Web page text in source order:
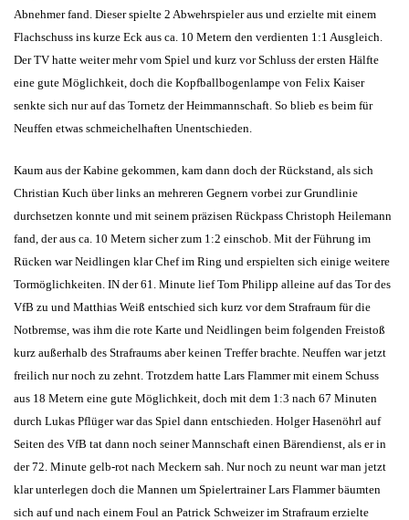
Abnehmer fand. Dieser spielte 2 Abwehrspieler aus und erzielte mit einem
Flachschuss ins kurze Eck aus ca. 10 Metern den verdienten 1:1 Ausgleich.
Der TV hatte weiter mehr vom Spiel und kurz vor Schluss der ersten Hälfte
eine gute Möglichkeit, doch die Kopfballbogenlampe von Felix Kaiser
senkte sich nur auf das Tornetz der Heimmannschaft. So blieb es beim für
Neuffen etwas schmeichelhaften Unentschieden.
Kaum aus der Kabine gekommen, kam dann doch der Rückstand, als sich
Christian Kuch über links an mehreren Gegnern vorbei zur Grundlinie
durchsetzen konnte und mit seinem präzisen Rückpass Christoph Heilemann
fand, der aus ca. 10 Metern sicher zum 1:2 einschob. Mit der Führung im
Rücken war Neidlingen klar Chef im Ring und erspielten sich einige weitere
Tormöglichkeiten. IN der 61. Minute lief Tom Philipp alleine auf das Tor des
VfB zu und Matthias Weiß entschied sich kurz vor dem Strafraum für die
Notbremse, was ihm die rote Karte und Neidlingen beim folgenden Freistoß
kurz außerhalb des Strafraums aber keinen Treffer brachte. Neuffen war jetzt
freilich nur noch zu zehnt. Trotzdem hatte Lars Flammer mit einem Schuss
aus 18 Metern eine gute Möglichkeit, doch mit dem 1:3 nach 67 Minuten
durch Lukas Pflüger war das Spiel dann entschieden. Holger Hasenöhrl auf
Seiten des VfB tat dann noch seiner Mannschaft einen Bärendienst, als er in
der 72. Minute gelb-rot nach Meckern sah. Nur noch zu neunt war man jetzt
klar unterlegen doch die Mannen um Spielertrainer Lars Flammer bäumten
sich auf und nach einem Foul an Patrick Schweizer im Strafraum erzielte